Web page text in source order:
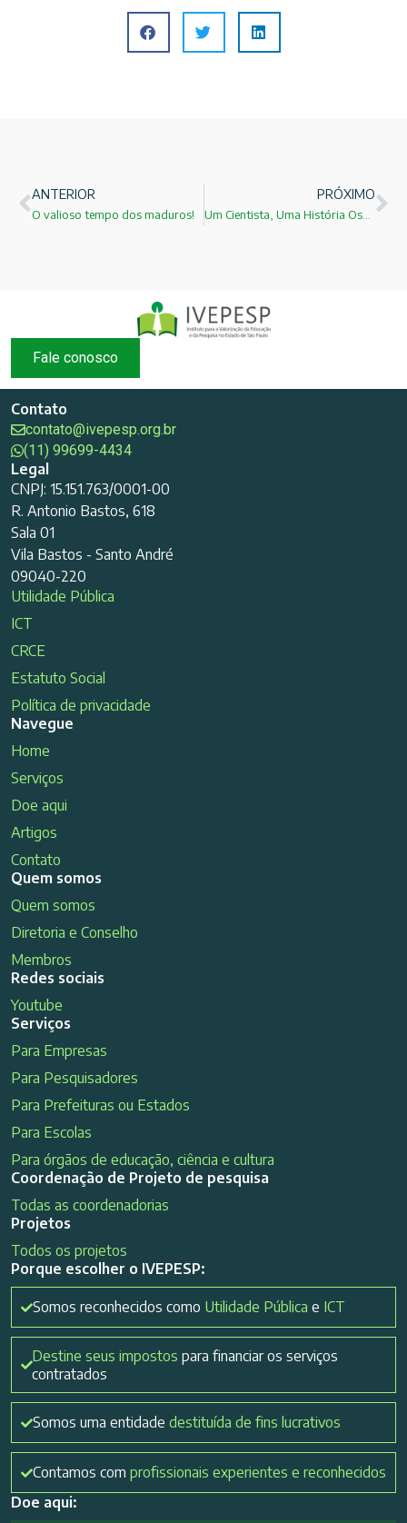
ANTERIOR
O valioso tempo dos maduros!
PRÓXIMO
Um Cientista, Uma História Oswaldo Cruz!
Fale conosco
Contato
contato@ivepesp.org.br
(11) 99699-4434
Legal
CNPJ: 15.151.763/0001-00
R. Antonio Bastos, 618
Sala 01
Vila Bastos - Santo André
09040-220
Utilidade Pública
ICT
CRCE
Estatuto Social
Política de privacidade
Navegue
Home
Serviços
Doe aqui
Artigos
Contato
Quem somos
Quem somos
Diretoria e Conselho
Membros
Redes sociais
Youtube
Serviços
Para Empresas
Para Pesquisadores
Para Prefeituras ou Estados
Para Escolas
Para órgãos de educação, ciência e cultura
Coordenação de Projeto de pesquisa
Todas as coordenadorias
Projetos
Todos os projetos
Porque escolher o IVEPESP:
Somos reconhecidos como Utilidade Pública e ICT
Destine seus impostos para financiar os serviços
contratados
Somos uma entidade destituída de fins lucrativos
Contamos com profissionais experientes e reconhecidos
Doe aqui: